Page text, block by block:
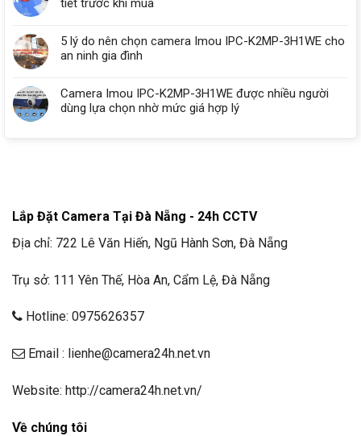
tiết trước khi mua
5 lý do nên chọn camera Imou IPC-K2MP-3H1WE cho
an ninh gia đình
Camera Imou IPC-K2MP-3H1WE được nhiều người
dùng lựa chọn nhờ mức giá hợp lý
Lắp Đặt Camera Tại Đà Nẵng - 24h CCTV
Địa chỉ: 722 Lê Văn Hiến, Ngũ Hành Sơn, Đà Nẵng
Trụ sở: 111 Yên Thế, Hòa An, Cẩm Lệ, Đà Nẵng
Hotline: 0975626357
Email : lienhe@camera24h.net.vn
Website: http://camera24h.net.vn/
Về chúng tôi